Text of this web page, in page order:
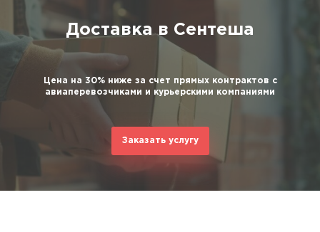
Доставка в Сентеша
Цена на 30% ниже за счет прямых контрактов с
авиаперевозчиками и курьерскими компаниями
Заказать услугу